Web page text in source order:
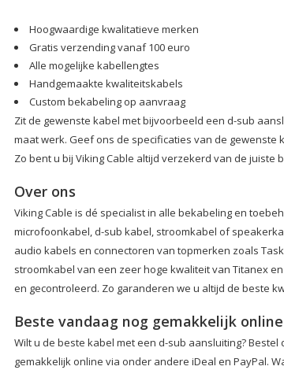
Hoogwaardige kwalitatieve merken
Gratis verzending vanaf 100 euro
Alle mogelijke kabellengtes
Handgemaakte kwaliteitskabels
Custom bekabeling op aanvraag
Zit de gewenste kabel met bijvoorbeeld een d-sub
maat werk. Geef ons de specificaties van de
Zo bent u bij Viking Cable altijd verzekerd van de juiste
Over ons
Viking Cable is dé specialist in alle bekabeling en
microfoonkabel, d-sub kabel, stroomkabel of
audio kabels en connectoren van topmerken zoals
stroomkabel van een zeer hoge kwaliteit van Titanex
en gecontroleerd. Zo garanderen we u altijd de beste
Beste vandaag nog gemakkelijk online
Wilt u de beste kabel met een d-sub aansluiting?
gemakkelijk online via onder andere iDeal en PayPal.